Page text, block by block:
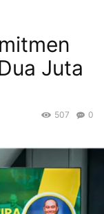
Juta
0
507